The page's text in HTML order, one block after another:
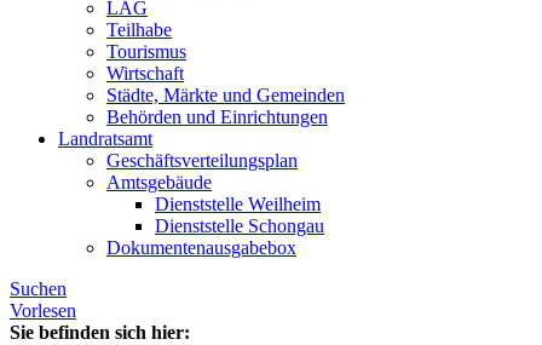
LAG
Teilhabe
Tourismus
Wirtschaft
Städte, Märkte und Gemeinden
Behörden und Einrichtungen
Landratsamt
Geschäftsverteilungsplan
Amtsgebäude
Dienststelle Weilheim
Dienststelle Schongau
Dokumentenausgabebox
Suchen
Vorlesen
Sie befinden sich hier: